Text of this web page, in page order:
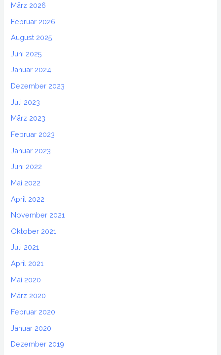
März 2026
Februar 2026
August 2025
Juni 2025
Januar 2024
Dezember 2023
Juli 2023
März 2023
Februar 2023
Januar 2023
Juni 2022
Mai 2022
April 2022
November 2021
Oktober 2021
Juli 2021
April 2021
Mai 2020
März 2020
Februar 2020
Januar 2020
Dezember 2019